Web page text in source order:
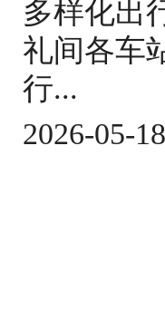
多样化出
礼间各车
行...
2026-05-